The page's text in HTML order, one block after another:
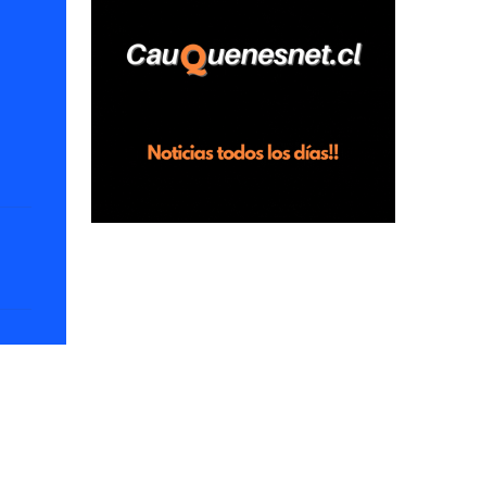
en el sector Dollimbuta, comuna de
Pelluhue. Allí, mientras se encontraba junto
plantación de frutillas, habría sostenido una